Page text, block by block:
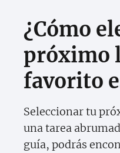
¿Cómo
próximo
favorito
Seleccionar tu
una tarea
guía, podrás